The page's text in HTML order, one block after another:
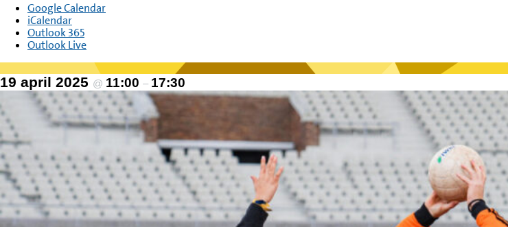
Google Calendar
iCalendar
Outlook 365
Outlook Live
19 april 2025 @ 11:00 – 17:30